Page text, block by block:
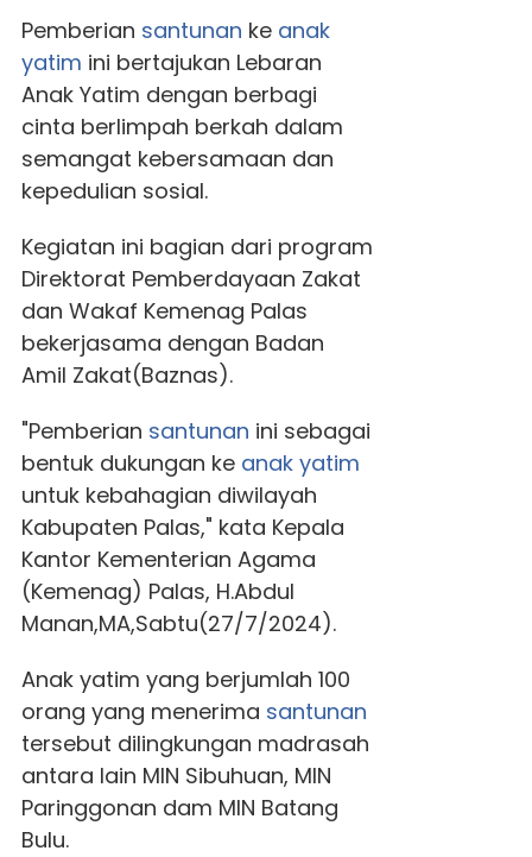
Pemberian santunan ke anak
yatim ini bertajukan Lebaran
Anak Yatim dengan berbagi
cinta berlimpah berkah dalam
semangat kebersamaan dan
kepedulian sosial.
Kegiatan ini bagian dari program
Direktorat Pemberdayaan Zakat
dan Wakaf Kemenag Palas
bekerjasama dengan Badan
Amil Zakat(Baznas).
"Pemberian santunan ini sebagai
bentuk dukungan ke anak yatim
untuk kebahagian diwilayah
Kabupaten Palas," kata Kepala
Kantor Kementerian Agama
(Kemenag) Palas, H.Abdul
Manan,MA,Sabtu(27/7/2024).
Anak yatim yang berjumlah 100
orang yang menerima santunan
tersebut dilingkungan madrasah
antara lain MIN Sibuhuan, MIN
Paringgonan dam MIN Batang
Bulu.